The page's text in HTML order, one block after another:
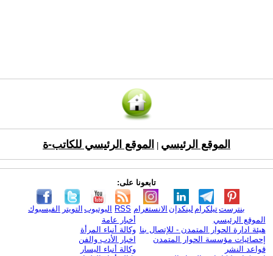
الموقع الرئيسي الموقع الرئيسي للكاتب-ة
تابعونا على:
الفيسبوك التويتر اليوتيوب RSS الانستغرام لينكدإن تيلكرامبنترست
الموقع الرئيسي
هيئة ادارة الحوار المتمدن - للإتصال بنا
إحصائيات مؤسسة الحوار المتمدن
قواعد النشر
أخبار عامة
وكالة أنباء المرأة
اخبار الأدب والفن
وكالة أنباء اليسار